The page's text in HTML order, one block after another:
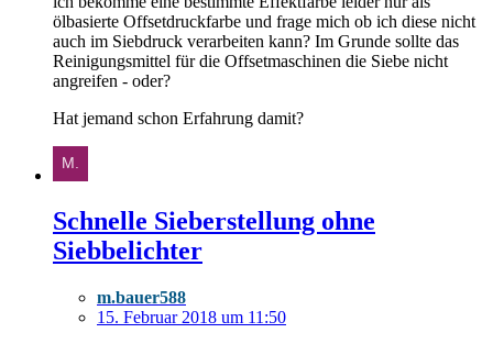
ölbasierte Offsetdruckfarbe und frage mich ob ich diese nicht
auch im Siebdruck verarbeiten kann? Im Grunde sollte das
Reinigungsmittel für die Offsetmaschinen die Siebe nicht
angreifen - oder?
Hat jemand schon Erfahrung damit?
Schnelle Sieberstellung ohne
Siebbelichter
m.bauer588
15. Februar 2018 um 11:50